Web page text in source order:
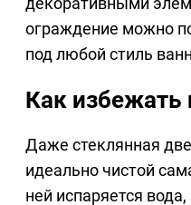
ограждение можно
под любой стиль
Как избежать
Даже стеклянная
идеально чистой
ней испаряется